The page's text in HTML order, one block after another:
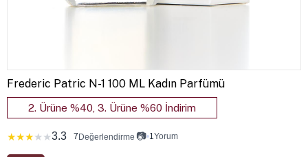
Frederic Patric N-1 100 ML Kadın Parfümü
2. Ürüne %40, 3. Ürüne %60 İndirim
★★★★★3.3 7 Değerlendirme 📷•1Yorum